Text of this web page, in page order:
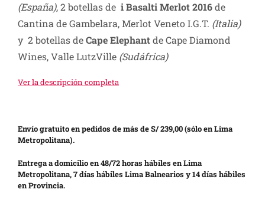
(España), 2 botellas de i Basalti Merlot 2016de
Cantina de Gambelara, Merlot Veneto I.G.T. (Italia)
y 2 botellas deCape Elephantde Cape Diamond
Wines, Valle LutzVille(Sudáfrica)
Ver la descripción completa
Envío gratuito en pedidos de más de S/ 239,00 (sólo en Lima
Metropolitana).
Entrega a domicilio en 48/72 horas hábiles en Lima
Metropolitana, 7 días hábiles Lima Balnearios y 14 días hábiles
en Provincia.